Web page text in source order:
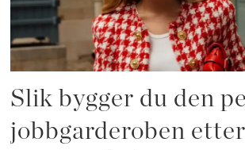
Slik bygger du den
jobbgarderoben etter